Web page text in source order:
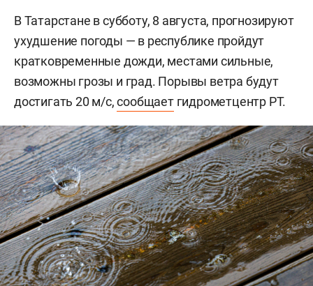
В Татарстане в субботу, 8 августа, прогнозируют
ухудшение погоды — в республике пройдут
кратковременные дожди, местами сильные,
возможны грозы и град. Порывы ветра будут
достигать 20 м/с,сообщаетгидрометцентр РТ.